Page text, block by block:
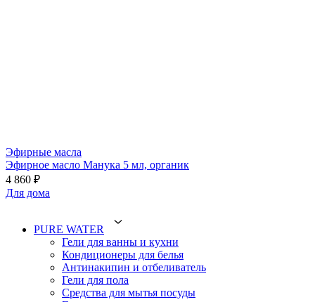
Эфирные масла
Эфирное масло Манука 5 мл, органик
4 860 ₽
Для дома
PURE WATER
Гели для ванны и кухни
Кондиционеры для белья
Антинакипин и отбеливатель
Гели для пола
Средства для мытья посуды